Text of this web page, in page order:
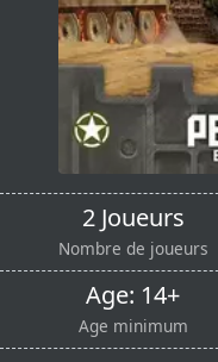
2 Joueurs
Nombre de joueurs
Age: 14+
Age minimum